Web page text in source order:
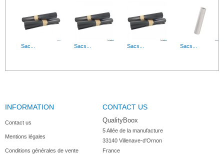
Sac... Sacs... Sacs... Sacs...
INFORMATION
Contact us
Mentions légales
Conditions générales de vente
CONTACT US
QualityBoox
5 Allée de la manufacture
33140 Villenave-d'Ornon
France